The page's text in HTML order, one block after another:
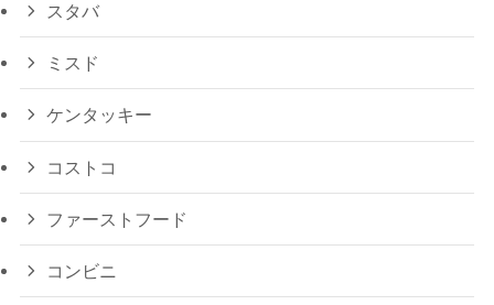
スタバ
ミスド
ケンタッキー
コストコ
ファーストフード
コンビニ